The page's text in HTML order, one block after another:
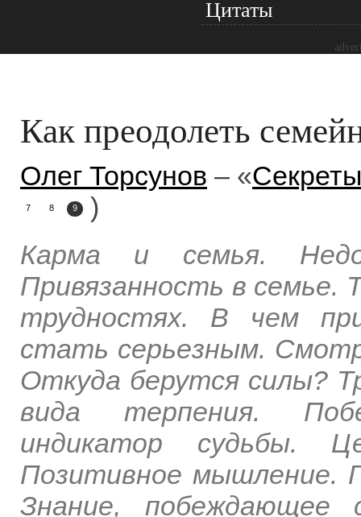
Цитаты
Как преодолеть
Олег Торсунов – «
7 8 9
)
Карма и семья.
Привязанность в семье.
трудностях. В чем
стать серьезным.
Откуда берутся силы?
вида терпения.
индикатор судьбы.
Позитивное мышление.
Знание, побеждающее